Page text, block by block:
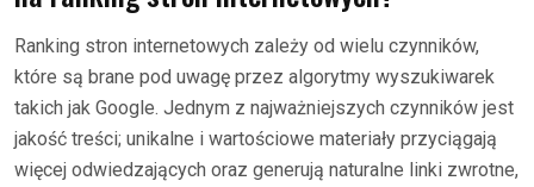
Ranking stron internetowych zależy od wielu czynników,
które są brane pod uwagę przez algorytmy wyszukiwarek
takich jak Google. Jednym z najważniejszych czynników jest
jakość treści; unikalne i wartościowe materiały przyciągają
więcej odwiedzających oraz generują naturalne linki zwrotne,